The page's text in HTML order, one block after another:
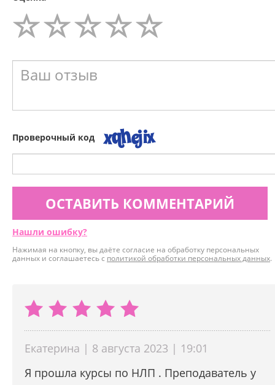
Проверочный код
ОСТАВИТЬ КОММЕНТАРИЙ
Нашли ошибку?
Нажимая на кнопку, вы даёте согласие на обработку персональных
данных и соглашаетесь с политикой обработки персональных данных.
Екатерина | 8 августа 2023 | 19:01
Я прошла курсы по НЛП . Преподаватель у